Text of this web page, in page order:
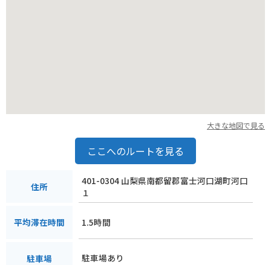
大きな地図で見る
ここへのルートを見る
住所
401-0304 山梨県南都留郡富士河口湖町河口
１
平均滞在時間 1.5時間
駐車場 駐車場あり